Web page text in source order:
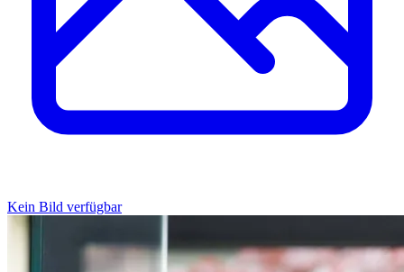
Kein Bild verfügbar